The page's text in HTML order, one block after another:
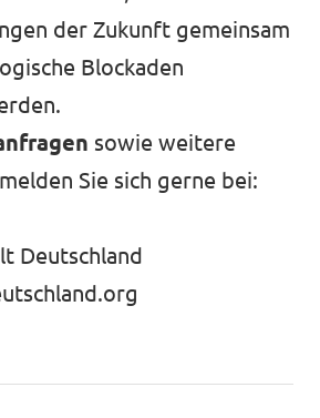
der Zukunft gemeinsam
Blockaden
sowie weitere
Sie sich gerne bei:
Deutschland